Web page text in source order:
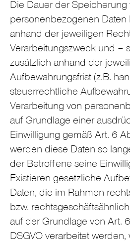
Die Dauer der Speicherung
personenbezogenen Daten
anhand der jeweiligen
Verarbeitungszweck und –
zusätzlich anhand der
Aufbewahrungsfrist (z.B.
steuerrechtliche
Verarbeitung von
auf Grundlage einer
Einwilligung gemäß Art. 6
werden diese Daten so
der Betroffene seine
Existieren gesetzliche
Daten, die im Rahmen
bzw.
auf der Grundlage von Art.
DSGVO verarbeitet